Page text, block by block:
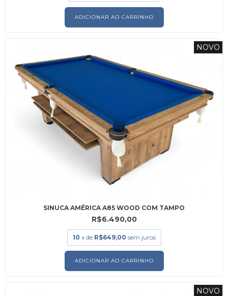
ADICIONAR AO CARRINHO
NOVO
SINUCA AMÉRICA A85 WOOD COM TAMPO
R$6.490,00
10 x de R$649,00 sem juros
ADICIONAR AO CARRINHO
NOVO